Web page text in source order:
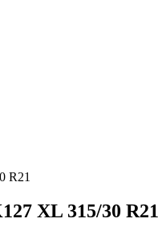
R21
XL 315/30 R21